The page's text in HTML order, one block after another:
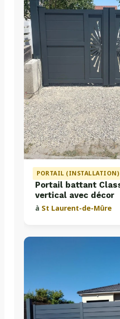
PORTAIL (INSTALLATION)
Portail battant
vertical avec décor
à St Laurent-de-Mûre